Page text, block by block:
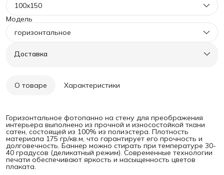
100x150
Модель
горизонтальное
Доставка
О товаре Характеристики
Горизонтальное фотопанно на стену для преображения
интерьера выполнено из прочной и износостойкой ткани
сатен, состоящей из 100% из полиэстера. Плотность
материала 175 гр/кв.м, что гарантирует его прочность и
долговечность. Баннер можно стирать при температуре 30-
40 градусов (деликатный режим). Современные технологии
печати обеспечивают яркость и насыщенность цветов
плаката.